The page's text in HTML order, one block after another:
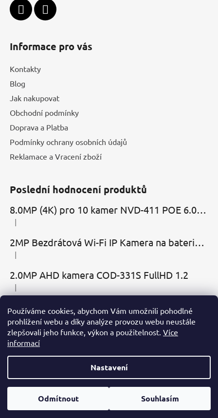
Používáme cookies, abychom Vám umožnili pohodlné
prohlížení webu a díky analýze provozu webu neustále
zlepšovali jeho funkce, výkon a použitelnost. Více
informací
Nastavení
Odmítnout Souhlasím
Informace pro vás
Kontakty
Blog
Jak nakupovat
Obchodní podmínky
Doprava a Platba
Podmínky ochrany osobních údajů
Reklamace a Vracení zboží
Poslední hodnocení produktů
8.0MP (4K) pro 10 kamer NVD-411 POE 6.0 Cloud
Hodnocení produktu je 5 z 5 hvězdiček.
|
2MP Bezdrátová Wi-Fi IP Kamera na baterie MBC-Cubic s mikrofonem, reproduktorem a slotem microSD
Hodnocení produktu je 2 z 5 hvězdiček.
|
2.0MP AHD kamera COD-331S FullHD 1.2
Hodnocení produktu je 5 z 5 hvězdiček.
|
Přijímáme online platby
Vytvořil Shoptet
Copyright 2026
. Všechna práva
vyhrazena.